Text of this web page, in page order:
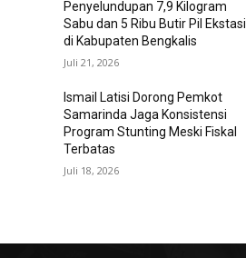
Penyelundupan 7,9 Kilogram
Sabu dan 5 Ribu Butir Pil Ekstasi
di Kabupaten Bengkalis
Juli 21, 2026
Ismail Latisi Dorong Pemkot
Samarinda Jaga Konsistensi
Program Stunting Meski Fiskal
Terbatas
Juli 18, 2026